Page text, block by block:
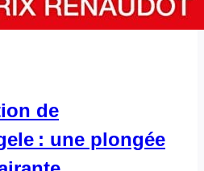
de
: une plongée